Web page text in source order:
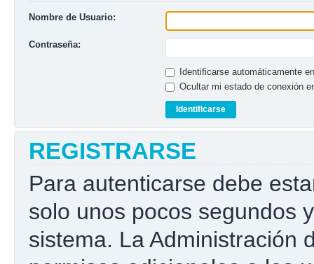
Nombre de Usuario:
Contraseña:
Identificarse automáticamente
Ocultar mi estado de conexión
REGISTRARSE
Para autenticarse debe
solo unos pocos segundos
sistema. La Administración